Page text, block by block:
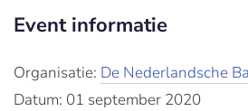
Event informatie
Organisatie: De Nederlandsche
Datum: 01 september 2020